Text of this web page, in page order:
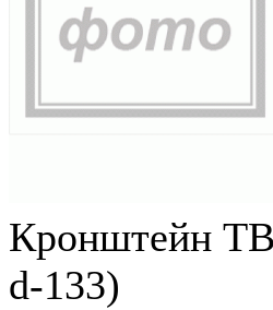
Кронштейн
d-133)